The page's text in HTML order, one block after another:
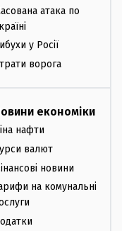
атака по
у Росії
ворога
економіки
нафти
валют
новини
на комунальні